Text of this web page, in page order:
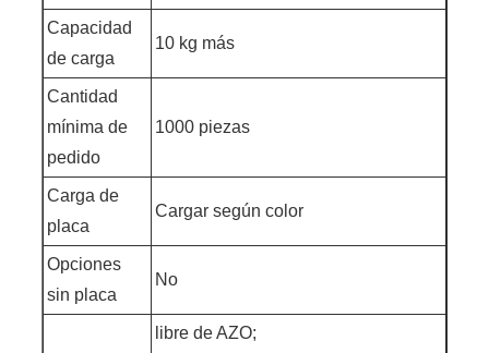
Capacidad
de carga
10 kg más
Cantidad
mínima de
pedido
1000 piezas
Carga de
placa
Cargar según color
Opciones
sin placa
No
libre de AZO;